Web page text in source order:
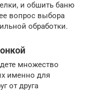
и обшить баню
вопрос выбора
обработки.
множество
именно для
от друга